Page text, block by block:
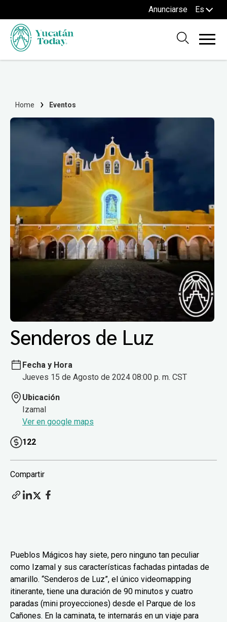
Anunciarse Es
Home Eventos
Senderos de Luz
Fecha y Hora
Jueves 15 de Agosto de 2024 08:00 p. m. CST
Ubicación
Izamal
Ver en google maps
122
Compartir
Pueblos Mágicos hay siete, pero ninguno tan peculiar
como Izamal y sus características fachadas pintadas de
amarillo. “Senderos de Luz”, el único videomapping
itinerante, tiene una duración de 90 minutos y cuatro
paradas (mini proyecciones) desde el Parque de los
Cañones. En la caminata, te internarás en un viaje para